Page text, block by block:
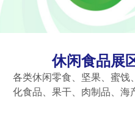
休闲食品展
各类休闲零食、坚果、蜜饯
化食品、果干、肉制品、海